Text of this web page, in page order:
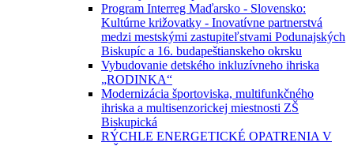
Program Interreg Maďarsko - Slovensko:
Kultúrne križovatky - Inovatívne partnerstvá
medzi mestskými zastupiteľstvami Podunajských
Biskupíc a 16. budapeštianskeho okrsku
Vybudovanie detského inkluzívneho ihriska
„RODINKA“
Modernizácia športoviska, multifunkčného
ihriska a multisenzorickej miestnosti ZŠ
Biskupická
RÝCHLE ENERGETICKÉ OPATRENIA V